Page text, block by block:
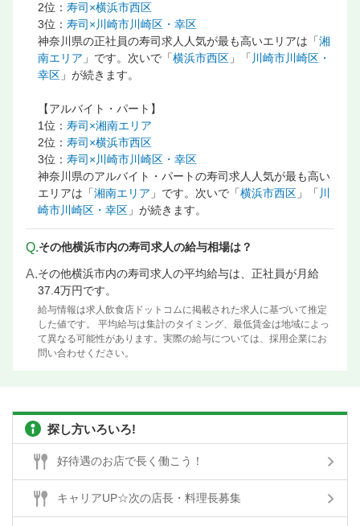
2位： 寿司×横浜市西区
3位： 寿司×川崎市川崎区・幸区
神奈川県の正社員の寿司求人人気が最も高いエリアは「湘
南エリア 」です。次いで「横浜市西区 」「 川崎市川崎区・
幸区 」が続きます。
【アルバイト・パート】
1位： 寿司×湘南エリア
2位： 寿司×横浜市西区
3位： 寿司×川崎市川崎区・幸区
神奈川県のアルバイト・パートの寿司求人人気が最も高い
エリアは「湘南エリア 」です。次いで「横浜市西区 」「 川
崎市川崎区・幸区 」が続きます。
Q.その他横浜市内の寿司求人の給与相場は？
A.その他横浜市内の寿司求人の平均給与は、正社員が月給
37.4万円です。
給与情報は求人飲食店ドットコムに掲載された求人に基づいて推定
した値です。 平均給与は集計のタイミング、最低賃金は地域によっ
て異なる可能性があります。実際の給与については、採用企業にお
問い合わせください。
探し方いろいろ!
好待遇のお店で長く働こう！
キャリアUP☆次の店長・料理長募集